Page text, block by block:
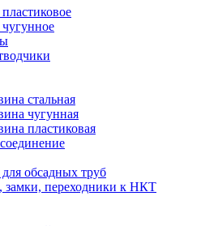
стальная
чугунная
пластиковая
обсадных труб
переходники к НКТ